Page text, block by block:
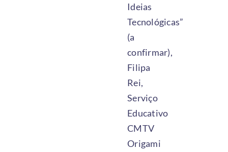
Ideias
Tecnológicas”
(a
confirmar),
Filipa
Rei,
Serviço
Educativo
CMTV
Origami